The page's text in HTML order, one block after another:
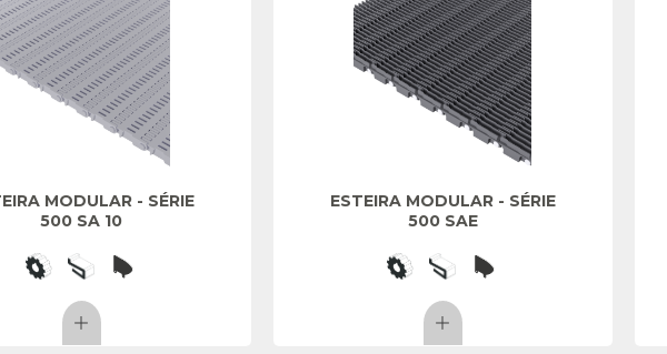
MODULAR - SÉRIE
500 SA 10
ESTEIRA MODULAR - SÉRIE
500 SAE